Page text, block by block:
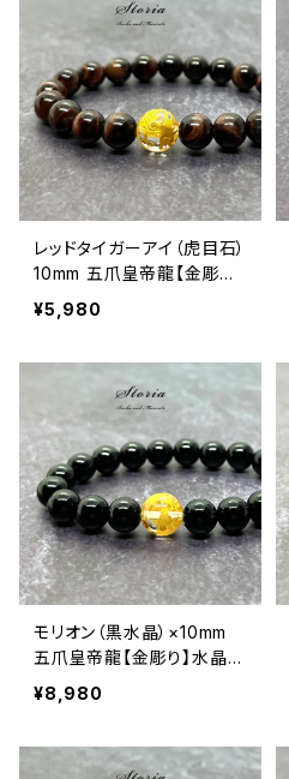
レッドタイガーアイ（虎目石）
10mm 五爪皇帝龍【金彫り】
水晶 ブレスレット
¥5,980
モリオン（黒水晶）×10mm
五爪皇帝龍【金彫り】水晶
ブレスレット
¥8,980